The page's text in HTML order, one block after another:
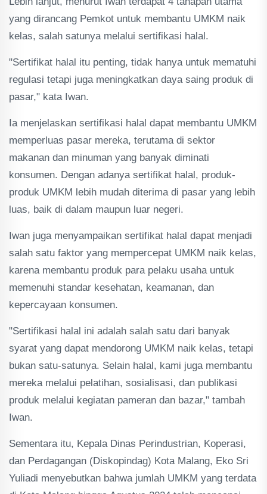
yang dirancang Pemkot untuk membantu UMKM naik
kelas, salah satunya melalui sertifikasi halal.
"Sertifikat halal itu penting, tidak hanya untuk mematuhi
regulasi tetapi juga meningkatkan daya saing produk di
pasar," kata Iwan.
Ia menjelaskan sertifikasi halal dapat membantu UMKM
memperluas pasar mereka, terutama di sektor
makanan dan minuman yang banyak diminati
konsumen. Dengan adanya sertifikat halal, produk-
produk UMKM lebih mudah diterima di pasar yang lebih
luas, baik di dalam maupun luar negeri.
Iwan juga menyampaikan sertifikat halal dapat menjadi
salah satu faktor yang mempercepat UMKM naik kelas,
karena membantu produk para pelaku usaha untuk
memenuhi standar kesehatan, keamanan, dan
kepercayaan konsumen.
"Sertifikasi halal ini adalah salah satu dari banyak
syarat yang dapat mendorong UMKM naik kelas, tetapi
bukan satu-satunya. Selain halal, kami juga membantu
mereka melalui pelatihan, sosialisasi, dan publikasi
produk melalui kegiatan pameran dan bazar," tambah
Iwan.
Sementara itu, Kepala Dinas Perindustrian, Koperasi,
dan Perdagangan (Diskopindag) Kota Malang, Eko Sri
Yuliadi menyebutkan bahwa jumlah UMKM yang terdata